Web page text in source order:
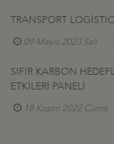
TRANSPORT
09 Mayıs 2023 Salı
SIFIR KARBON
ETKİLERİ PANELİ
18 Kasım 2022 Cuma